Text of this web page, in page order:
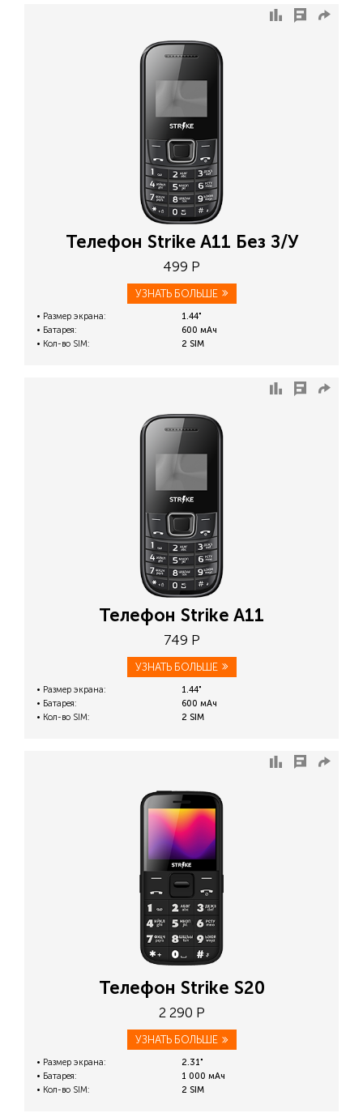
Телефон Strike A11 Без З/У
499 Р
УЗНАТЬ БОЛЬШЕ
Размер экрана:
1.44"
Батарея:
600 мАч
Кол-во SIM:
2 SIM
Телефон Strike A11
749 Р
УЗНАТЬ БОЛЬШЕ
Размер экрана:
1.44"
Батарея:
600 мАч
Кол-во SIM:
2 SIM
Телефон Strike S20
2 290 Р
УЗНАТЬ БОЛЬШЕ
Размер экрана:
2.31"
Батарея:
1 000 мАч
Кол-во SIM:
2 SIM